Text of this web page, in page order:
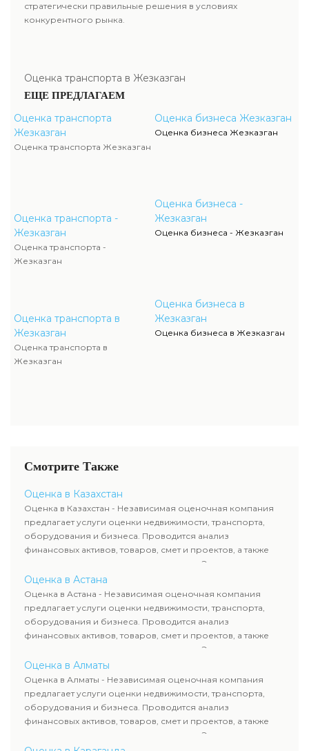
стратегически правильные решения в условиях
конкурентного рынка.
Оценка транспорта в Жезказган
ЕЩЕ ПРЕДЛАГАЕМ
Оценка транспорта
Жезказган
Оценка транспорта Жезказган
Оценка транспорта -
Жезказган
Оценка транспорта -
Жезказган
Оценка транспорта в
Жезказган
Оценка транспорта в
Жезказган
Оценка бизнеса Жезказган
Оценка бизнеса Жезказган
Оценка бизнеса -
Жезказган
Оценка бизнеса - Жезказган
Оценка бизнеса в
Жезказган
Оценка бизнеса в Жезказган
Смотрите Также
Оценка в Казахстан
Оценка в Казахстан - Независимая оценочная компания
предлагает услуги оценки недвижимости, транспорта,
оборудования и бизнеса. Проводится анализ
финансовых активов, товаров, смет и проектов, а также
оценка животных и недропользования. Эксперты
определяют рыночную стоимость имущества и
рассчитывают ущерб. Все отчеты соответствуют
требованиям законодательства и используются для
сделок, кредитования и судебных процессов.
Оценка в Астана
Оценка в Астана - Независимая оценочная компания
предлагает услуги оценки недвижимости, транспорта,
оборудования и бизнеса. Проводится анализ
финансовых активов, товаров, смет и проектов, а также
оценка животных и недропользования. Эксперты
определяют рыночную стоимость имущества и
рассчитывают ущерб. Все отчеты соответствуют
требованиям законодательства и используются для
сделок, кредитования и судебных процессов.
Оценка в Алматы
Оценка в Алматы - Независимая оценочная компания
предлагает услуги оценки недвижимости, транспорта,
оборудования и бизнеса. Проводится анализ
финансовых активов, товаров, смет и проектов, а также
оценка животных и недропользования. Эксперты
определяют рыночную стоимость имущества и